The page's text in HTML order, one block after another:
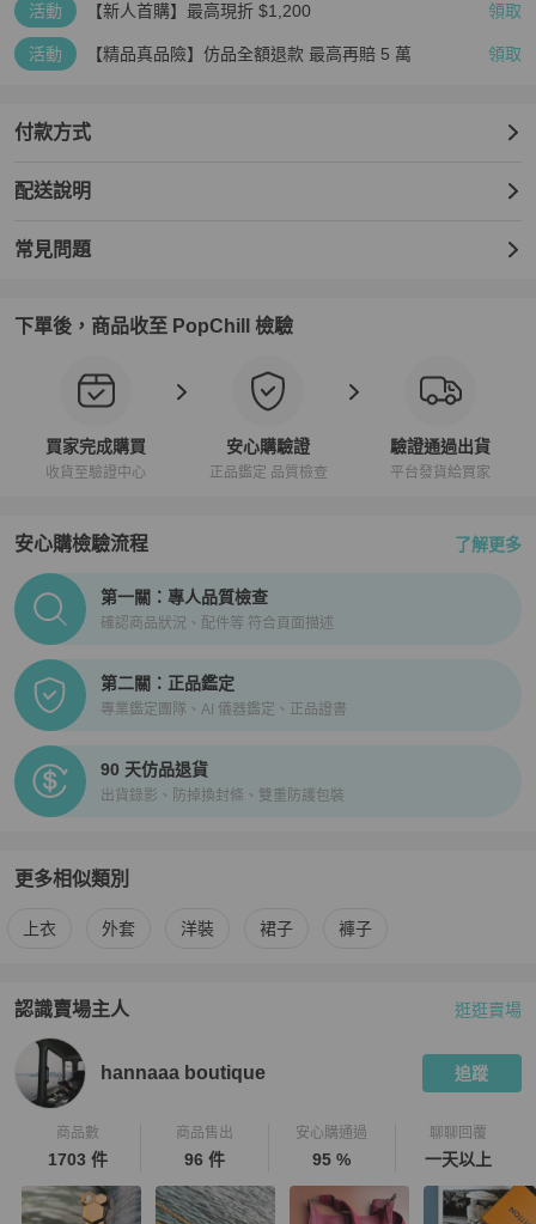
活動 【新人首購】最高現折 $1,200 領取
活動 【精品真品險】仿品全額退款 最高再賠 5 萬 領取
付款方式
配送說明
常見問題
下單後，商品收至 PopChill 檢驗
買家完成購買
收貨至驗證中心
安心購驗證
正品鑑定 品質檢查
驗證通過出貨
平台發貨給買家
安心購檢驗流程 了解更多
PopChill拍拍圈正品驗證、安心購檢驗流程介紹
第一關：專人品質檢查
確認商品狀況、配件等 符合頁面描述
第二關：正品鑑定
專業鑑定團隊、AI 儀器鑑定、正品證書
90 天仿品退貨
出貨錄影、防掉換封條、雙重防護包裝
更多相似類別
更多 BURBERRY 女裝相似商品推薦
上衣 外套 洋裝 裙子 褲子
認識賣場主人
PopChill 拍拍圈嚴選賣家
逛逛賣場
hannaaa boutique 追蹤
商品數
1703 件
商品售出
96 件
安心購通過
95 %
聊聊回覆
一天以上